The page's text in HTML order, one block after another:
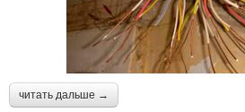
читать дальше →